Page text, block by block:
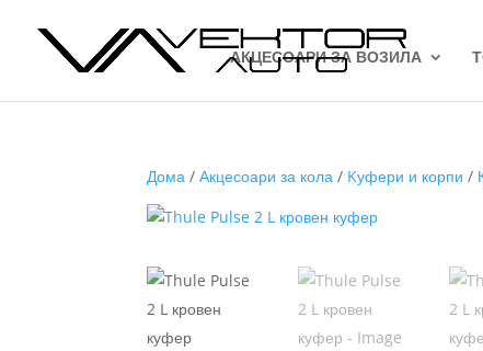
АКЦЕСОАРИ ЗА ВОЗИЛА
Дома /Акцесоари за кола / Kуфери и корпи /